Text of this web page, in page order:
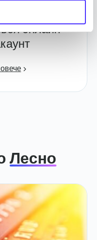
онлайн
Лесно